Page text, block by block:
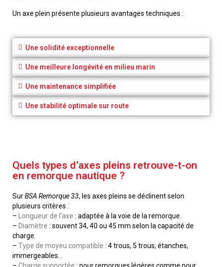
Un axe plein présente plusieurs avantages techniques :
Une solidité exceptionnelle
Une meilleure longévité en milieu marin
Une maintenance simplifiée
Une stabilité optimale sur route
Quels types d’axes pleins retrouve-t-on
en remorque nautique ?
SurBSA Remorque 33, les axes pleins se déclinent selon
plusieurs critères :
– Longueur de l’axe : adaptée à la voie de la remorque.
– Diamètre : souvent 34, 40 ou 45 mm selon la capacité de
charge.
– Type de moyeu compatible : 4 trous, 5 trous, étanches,
immergeables…